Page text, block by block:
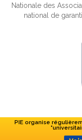
Nationale des
national de
PIE organise